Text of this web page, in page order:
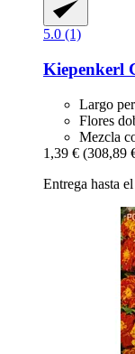
5.0 (1)
Kiepenkerl
Largo
Flores
Mezcla
1,39 € (308,89
Entrega hasta